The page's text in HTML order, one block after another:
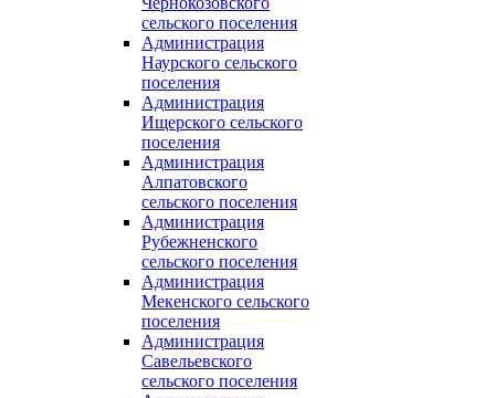
сельского поселения
Администрация
Наурского сельского
поселения
Администрация
Ищерского сельского
поселения
Администрация
Алпатовского
сельского поселения
Администрация
Рубежненского
сельского поселения
Администрация
Мекенского сельского
поселения
Администрация
Савельевского
сельского поселения